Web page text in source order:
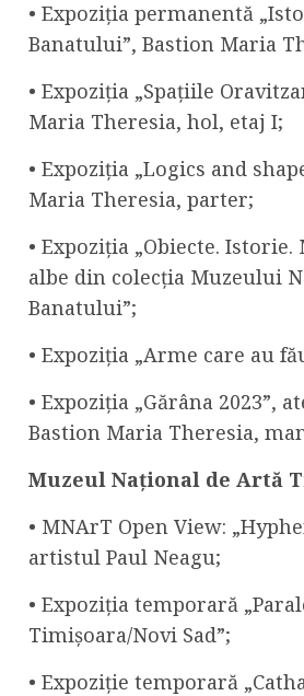
• Expoziția permanentă
Banatului”, Bastion Maria
• Expoziția „Spațiile
Maria Theresia, hol, etaj I;
• Expoziția „Logics and
Maria Theresia, parter;
• Expoziția „Obiecte. Istorie.
albe din colecția Muzeului
Banatului”;
• Expoziția „Arme care au
• Expoziția „Gărâna 2023”,
Bastion Maria Theresia,
Muzeul Național de Artă
• MNArT Open View:
artistul Paul Neagu;
• Expoziția temporară
Timișoara/Novi Sad”;
• Expoziție temporară